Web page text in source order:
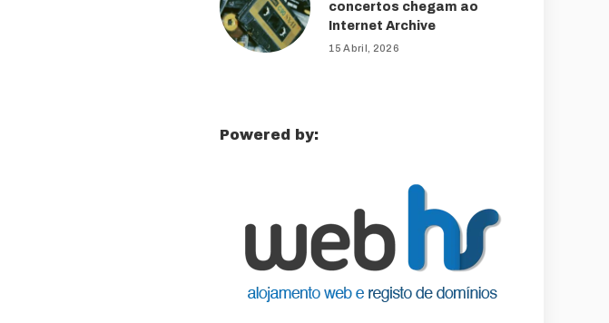
concertos chegam ao
Internet Archive
15 Abril, 2026
Powered by: